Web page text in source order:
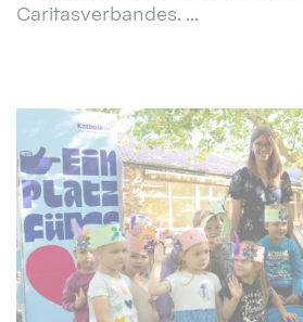
Caritasverbandes. ...